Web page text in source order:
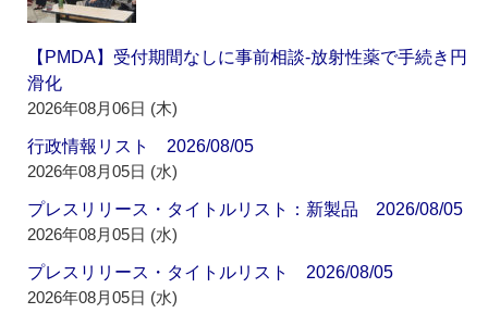
【PMDA】受付期間なしに事前相談‐放射性薬で手続き円
滑化
2026年08月06日 (木)
行政情報リスト 2026/08/05
2026年08月05日 (水)
プレスリリース・タイトルリスト：新製品 2026/08/05
2026年08月05日 (水)
プレスリリース・タイトルリスト 2026/08/05
2026年08月05日 (水)